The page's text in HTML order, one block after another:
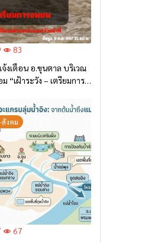
83
งเตือน อ.ขุนตาล บริเวณ
“เฝ้าระวัง – เตรียมการ
สังคม
67